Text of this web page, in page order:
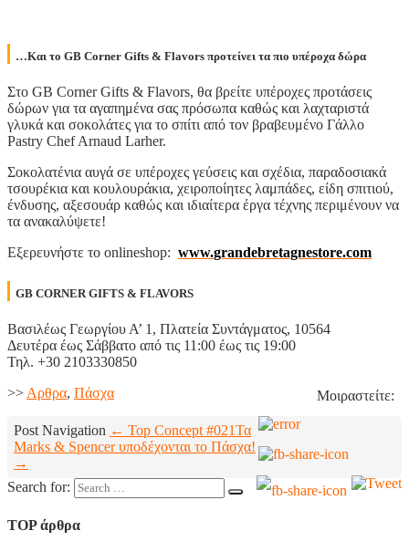
…Και το GB Corner Gifts & Flavors προτείνει τα πιο υπέροχα δώρα
Στο GB Corner Gifts & Flavors, θα βρείτε υπέροχες προτάσεις
δώρων για τα αγαπημένα σας πρόσωπα καθώς και λαχταριστά
γλυκά και σοκολάτες για το σπίτι από τον βραβευμένο Γάλλο
Pastry Chef Arnaud Larher.
Σοκολατένια αυγά σε υπέροχες γεύσεις και σχέδια, παραδοσιακά
τσουρέκια και κουλουράκια, χειροποίητες λαμπάδες, είδη σπιτιού,
ένδυσης, αξεσουάρ καθώς και ιδιαίτερα έργα τέχνης περιμένουν να
τα ανακαλύψετε!
Εξερευνήστε το onlineshop: www.grandebretagnestore.com
GB CORNER GIFTS & FLAVORS
Βασιλέως Γεωργίου Α’ 1, Πλατεία Συντάγματος, 10564
Δευτέρα έως Σάββατο από τις 11:00 έως τις 19:00
Τηλ. +30 2103330850
Μοιραστείτε:
>> Aρθρα, Πάσχα
Post Navigation ← Top Concept #021Τα
Marks & Spencer υποδέχονται το Πάσχα!
→
Search for:
TOP άρθρα